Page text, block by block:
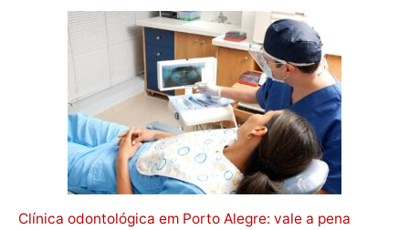
Clínica odontológica em Porto Alegre: vale a pena